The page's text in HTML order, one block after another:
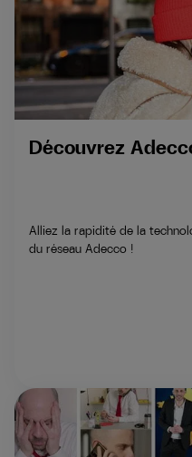
Découvrez
Alliez la rapidité de la
du réseau Adecco !​